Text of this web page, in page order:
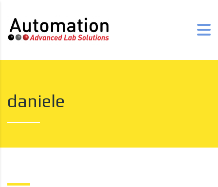
daniele